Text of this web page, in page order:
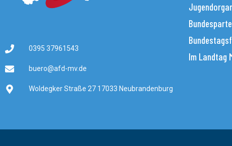
0395 37961543
buero@afd-mv.de
Woldegker Straße 27 17033 Neubrandenburg
Im Landtag